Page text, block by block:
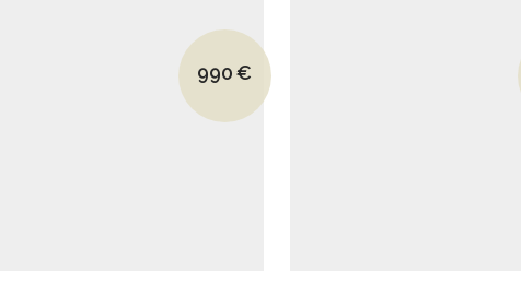
Le prix initial était : 1570€.
990 €
Le prix actuel est : 990€.